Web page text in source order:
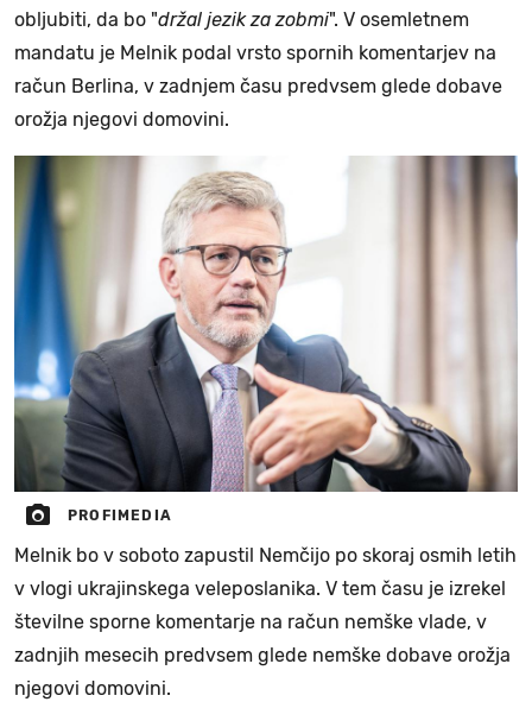
obljubiti, da bo "držal jezik za zobmi". V osemletnem
mandatu je Melnik podal vrsto spornih komentarjev na
račun Berlina, v zadnjem času predvsem glede dobave
orožja njegovi domovini.
PROFIMEDIA
Melnik bo v soboto zapustil Nemčijo po skoraj osmih letih
v vlogi ukrajinskega veleposlanika. V tem času je izrekel
številne sporne komentarje na račun nemške vlade, v
zadnjih mesecih predvsem glede nemške dobave orožja
njegovi domovini.